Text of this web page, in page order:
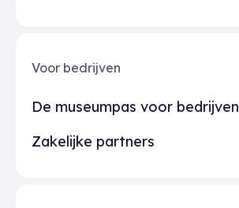
Voor bedrijven
De museumpas voor bedrijven
Zakelijke partners